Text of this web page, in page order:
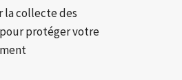
la collecte des
protéger votre